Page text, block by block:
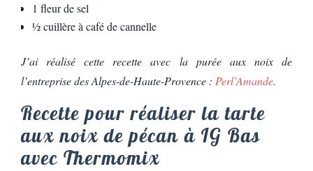
1 fleur de sel
½ cuillère à café de cannelle
J’ai réalisé cette recette avec la purée aux noix de
l’entreprise des Alpes-de-Haute-Provence : Perl’Amande.
Recette pour réaliser la tarte
aux noix de pécan à IG Bas
avec Thermomix